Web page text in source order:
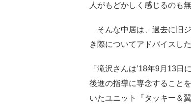
人がもどかしく感じるのも
そんな中居は、過去に旧
き際についてアドバイスし
「滝沢さんは’18年9月13
後進の指導に専念すること
いたユニット『タッキー＆